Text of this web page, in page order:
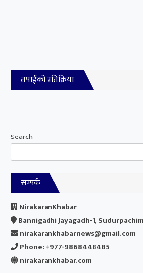
तपाईको प्रतिक्रिया
Search
सम्पर्क
NirakaranKhabar
Bannigadhi Jayagadh-1,
nirakarankhabarnews@gmail.com
Phone: +977-9868448485
nirakarankhabar.com